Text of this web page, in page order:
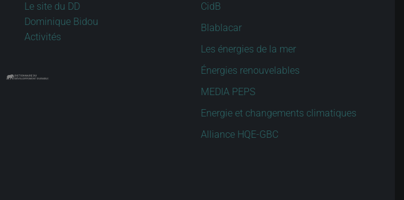
Le site du DD
Dominique Bidou
Activités
CidB
Blablacar
Les énergies de la mer
Énergies renouvelables
MEDIA PEPS
Energie et changements climatiques
Alliance HQE-GBC